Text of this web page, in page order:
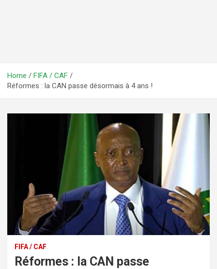
Home
FIFA / CAF
Réformes : la CAN passe désormais à 4 ans !
FIFA / CAF
Réformes : la CAN passe